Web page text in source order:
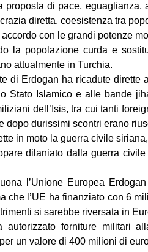
proposta di pace,
diretta, coesistenza tra
con le grandi potenze
la popolazione curda e
attualmente in Turchia.
di Erdogan ha ricadute dirette
Stato Islamico e alle bande
dell’Isis, tra cui tanti
dopo durissimi scontri erano
in moto la guerra civile
dilaniato dalla guerra
l’Unione Europea
che l’UE ha finanziato con 6
si sarebbe riversata in
autorizzato forniture militari
un valore di 400 milioni di